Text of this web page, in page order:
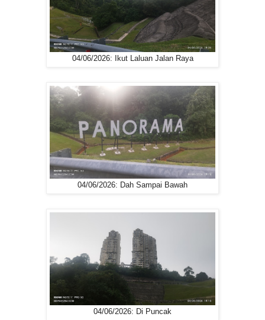
04/06/2026: Ikut Laluan Jalan Raya
04/06/2026: Dah Sampai Bawah
04/06/2026: Di Puncak